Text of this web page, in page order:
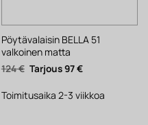
Pöytävalaisin BELLA 51
valkoinen matta
124€ Alkuperäinen
hinta
124 €.
97€Nykyinen
97 €.
Toimitusaika 2-3 viikkoa